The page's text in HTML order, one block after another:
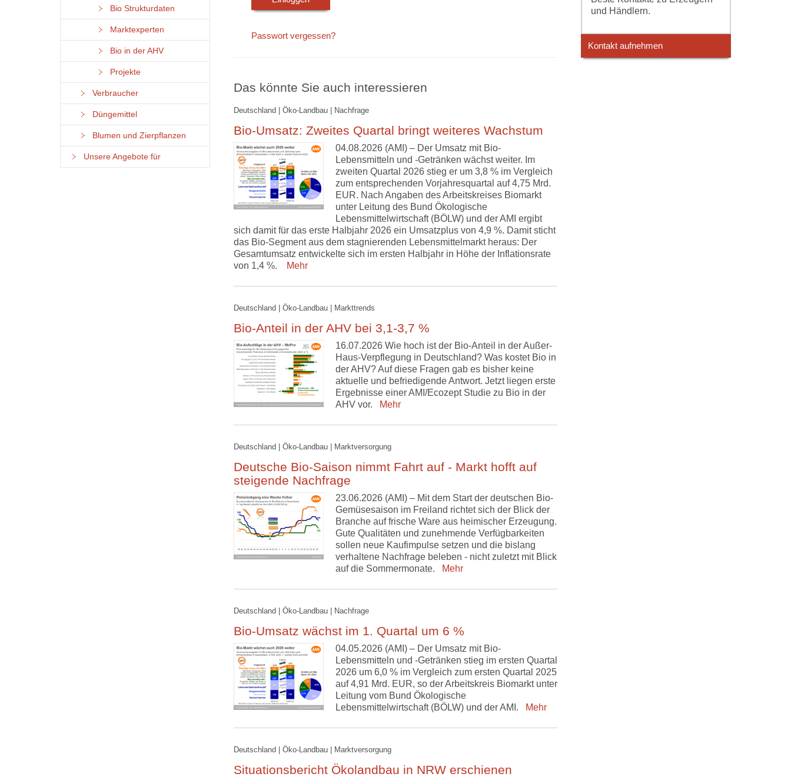
Bio Strukturdaten
Marktexperten
Bio in der AHV
Projekte
Verbraucher
Düngemittel
Blumen und Zierpflanzen
Unsere Angebote für
Passwort vergessen?
Das könnte Sie auch interessieren
Deutschland | Öko-Landbau | Nachfrage
Bio-Umsatz: Zweites Quartal bringt weiteres Wachstum
04.08.2026 (AMI) – Der Umsatz mit Bio-
Lebensmitteln und -Getränken wächst weiter. Im
zweiten Quartal 2026 stieg er um 3,8 % im Vergleich
zum entsprechenden Vorjahresquartal auf 4,75 Mrd.
EUR. Nach Angaben des Arbeitskreises Biomarkt
unter Leitung des Bund Ökologische
Lebensmittelwirtschaft (BÖLW) und der AMI ergibt
sich damit für das erste Halbjahr 2026 ein Umsatzplus von 4,9 %. Damit sticht
das Bio-Segment aus dem stagnierenden Lebensmittelmarkt heraus: Der
Gesamtumsatz entwickelte sich im ersten Halbjahr in Höhe der Inflationsrate
von 1,4 %.
Mehr
Deutschland | Öko-Landbau | Markttrends
Bio-Anteil in der AHV bei 3,1-3,7 %
16.07.2026 Wie hoch ist der Bio-Anteil in der Außer-
Haus-Verpflegung in Deutschland? Was kostet Bio in
der AHV? Auf diese Fragen gab es bisher keine
aktuelle und befriedigende Antwort. Jetzt liegen erste
Ergebnisse einer AMI/Ecozept Studie zu Bio in der
AHV vor.
Mehr
Deutschland | Öko-Landbau | Marktversorgung
Deutsche Bio-Saison nimmt Fahrt auf - Markt hofft auf
steigende Nachfrage
23.06.2026 (AMI) – Mit dem Start der deutschen Bio-
Gemüsesaison im Freiland richtet sich der Blick der
Branche auf frische Ware aus heimischer Erzeugung.
Gute Qualitäten und zunehmende Verfügbarkeiten
sollen neue Kaufimpulse setzen und die bislang
verhaltene Nachfrage beleben - nicht zuletzt mit Blick
auf die Sommermonate.
Mehr
Deutschland | Öko-Landbau | Nachfrage
Bio-Umsatz wächst im 1. Quartal um 6 %
04.05.2026 (AMI) – Der Umsatz mit Bio-
Lebensmitteln und -Getränken stieg im ersten Quartal
2026 um 6,0 % im Vergleich zum ersten Quartal 2025
auf 4,91 Mrd. EUR, so der Arbeitskreis Biomarkt unter
Leitung vom Bund Ökologische
Lebensmittelwirtschaft (BÖLW) und der AMI.
Mehr
Deutschland | Öko-Landbau | Marktversorgung
Situationsbericht Ökolandbau in NRW erschienen
und Händlern.
Kontakt aufnehmen